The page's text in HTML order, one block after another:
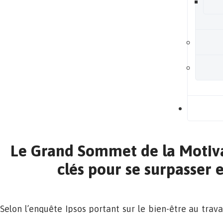
Le Grand Sommet de la
clés pour se surpasser
Selon l’enquête Ipsos portant sur le bien-être au